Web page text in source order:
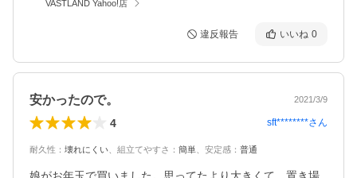
VASTLAND Yahoo!店
違反報告 いいね 0
安かったので。 2021/3/9
4 sft********さん
耐久性 ： 壊れにくい 組立てやすさ ： 簡単 安定感 ： 普通